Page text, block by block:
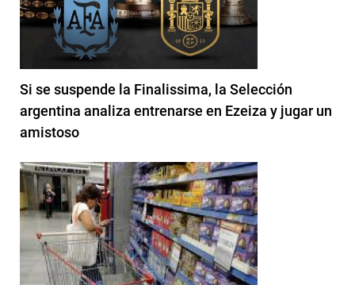
Si se suspende la Finalissima, la Selección
argentina analiza entrenarse en Ezeiza y jugar un
amistoso